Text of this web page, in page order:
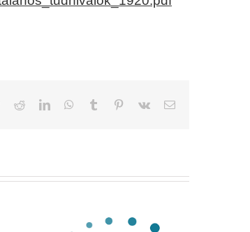
TwitterRedditLinkedInWhatsApp
Tumblr Pinterest
Vk Email